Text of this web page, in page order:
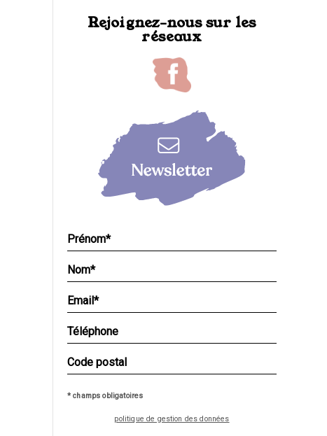
Rejoignez-nous sur les
réseaux
* champs obligatoires
politique de gestion des données